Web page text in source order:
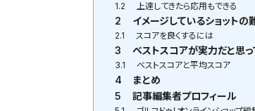
1.2
上達してきたら応用もできる
2 イメージしているショット
2.1 スコアを良くするには
3 ベストスコアが実力だと思
3.1 ベストスコアと平均スコア
4
まとめ
5
記事編集者プロフィール